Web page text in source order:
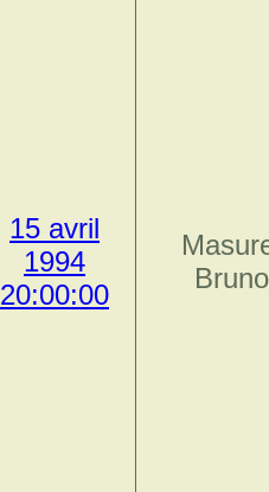
15 avril
1994
20:00:00
Bruno